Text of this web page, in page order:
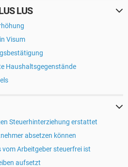
LUS
Visum
Haushaltsgegenstände
Steuerhinterziehung erstattet
absetzen können
vom Arbeitgeber steuerfrei ist
aufsetzt